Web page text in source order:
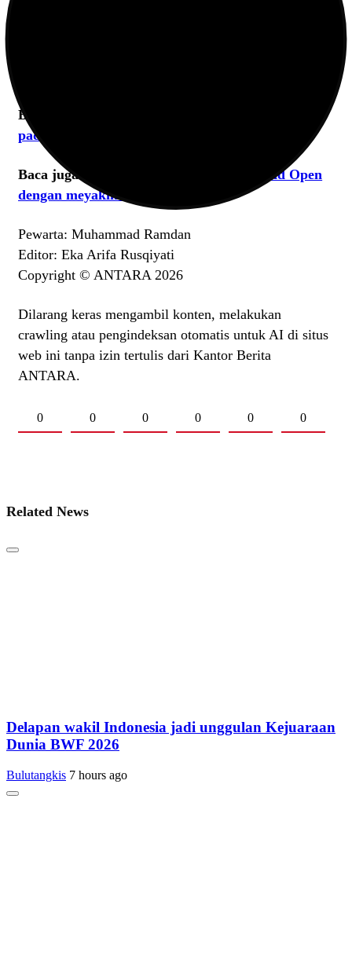
Baca juga:
pada babak awal Thailand Open 2026
Baca juga:
Leo/Daniel ke 16 besar Thailand Open
dengan meyakinkan
Pewarta: Muhammad Ramdan
Editor: Eka Arifa Rusqiyati
Copyright © ANTARA 2026
Dilarang keras mengambil konten, melakukan
crawling atau pengindeksan otomatis untuk AI di situs
web ini tanpa izin tertulis dari Kantor Berita
ANTARA.
0 0 0 0 0 0
Related News
Delapan wakil Indonesia jadi unggulan Kejuaraan
Dunia BWF 2026
Bulutangkis 7 hours ago